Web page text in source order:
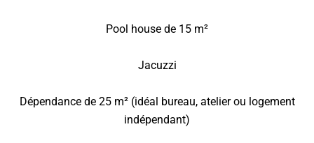
Pool house de 15 m²
Jacuzzi
Dépendance de 25 m² (idéal bureau, atelier ou logement
indépendant)